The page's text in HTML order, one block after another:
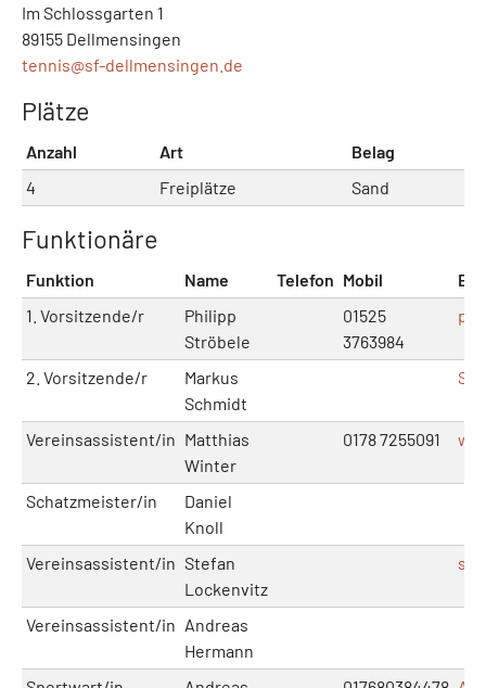
Im Schlossgarten 1
89155 Dellmensingen
tennis@sf-dellmensingen.de
Plätze
Anzahl Art
Belag
4
Freiplätze Sand
Funktionäre
Funktion Name Telefon Mobil
E-
1. Vorsitzende/r
Philipp
Ströbele
01525
3763984
2. Vorsitzende/r
Markus
Schmidt
Vereinsassistent/in Matthias
Winter
0178 7255091
Schatzmeister/in
Daniel
Knoll
Vereinsassistent/in Stefan
Lockenvitz
Vereinsassistent/in Andreas
Hermann